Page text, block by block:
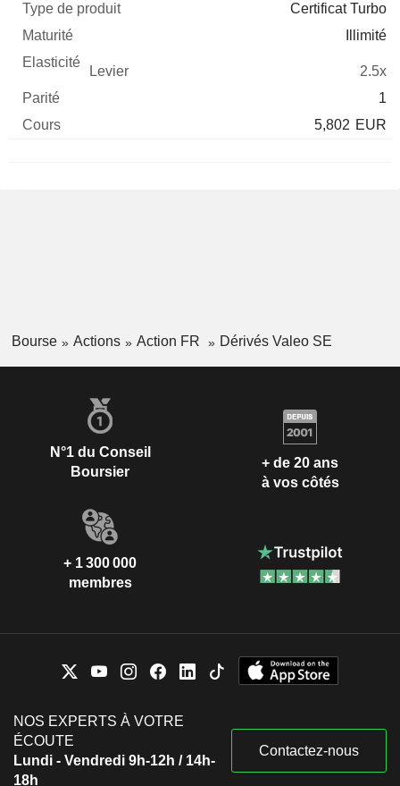
Certificat Turbo
Illimité
2.5x
1
5,802 EUR
Bourse Actions Action FR Dérivés Valeo SE
N°1 du Conseil
Boursier
+ de 20 ans
à vos côtés
+ 1 300 000
membres
NOS EXPERTS À VOTRE
ÉCOUTE
Lundi - Vendredi 9h-12h / 14h-
18h
Contactez-nous